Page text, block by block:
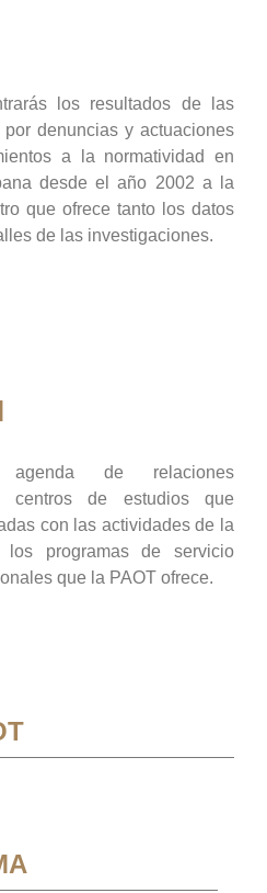
los resultados de las
denuncias y actuaciones
a la normatividad en
desde el año 2002 a la
que ofrece tanto los datos
de las investigaciones.
de relaciones
centros de estudios que
con las actividades de la
los programas de servicio
que la PAOT ofrece.